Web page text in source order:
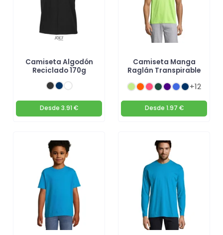
Camiseta Algodón
Reciclado 170g
Desde 3.91 €
Camiseta Manga
Raglán Transpirable
+12
Desde 1.97 €